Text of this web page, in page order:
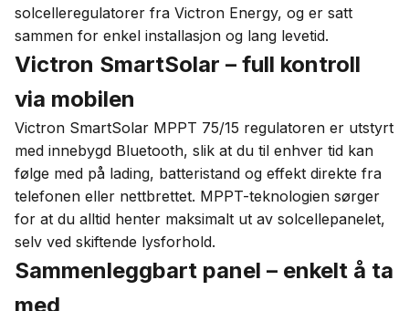
solcelleregulatorer fra Victron Energy, og er satt
sammen for enkel installasjon og lang levetid.
Victron SmartSolar – full kontroll
via mobilen
Victron SmartSolar MPPT 75/15 regulatoren er utstyrt
med innebygd Bluetooth, slik at du til enhver tid kan
følge med på lading, batteristand og effekt direkte fra
telefonen eller nettbrettet. MPPT-teknologien sørger
for at du alltid henter maksimalt ut av solcellepanelet,
selv ved skiftende lysforhold.
Sammenleggbart panel – enkelt å ta
med